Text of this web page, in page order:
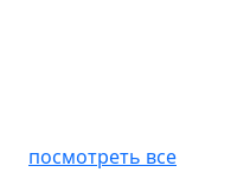
посмотреть все